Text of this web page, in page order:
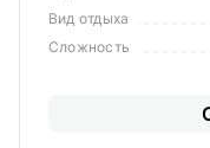
Вид отдыха
Сложность